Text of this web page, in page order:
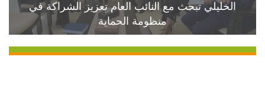
الخليلي تبحث مع النائب العام تعزيز الشراكة في
منظومة الحماية